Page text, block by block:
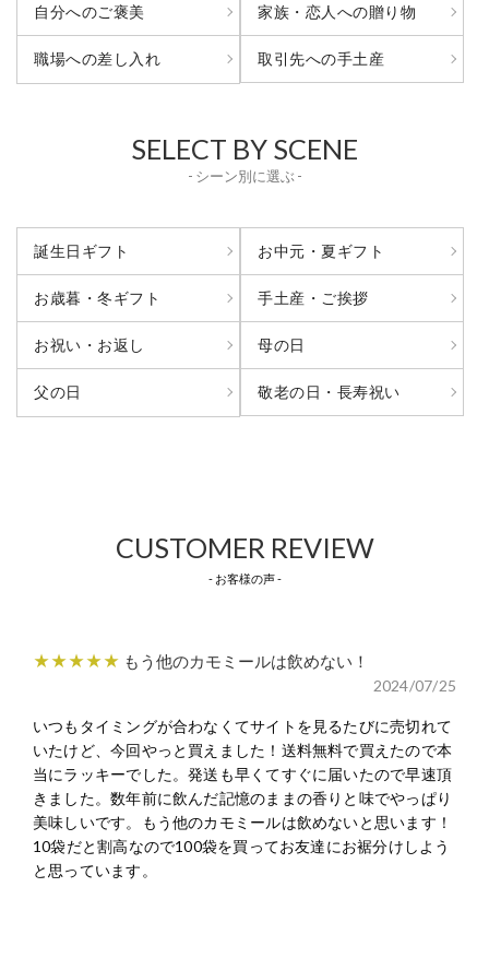
自分へのご褒美 家族・恋人への贈り物
職場への差し入れ 取引先への手土産
SELECT BY SCENE
- シーン別に選ぶ -
誕生日ギフト お中元・夏ギフト
お歳暮・冬ギフト 手土産・ご挨拶
お祝い・お返し 母の日
父の日 敬老の日・長寿祝い
CUSTOMER REVIEW
- お客様の声 -
★★★★★ もう他のカモミールは飲めない！
2024/07/25
いつもタイミングが合わなくてサイトを見るたびに売切れて
いたけど、今回やっと買えました！送料無料で買えたので本
当にラッキーでした。発送も早くてすぐに届いたので早速頂
きました。数年前に飲んだ記憶のままの香りと味でやっぱり
美味しいです。もう他のカモミールは飲めないと思います！
10袋だと割高なので100袋を買ってお友達にお裾分けしよう
と思っています。